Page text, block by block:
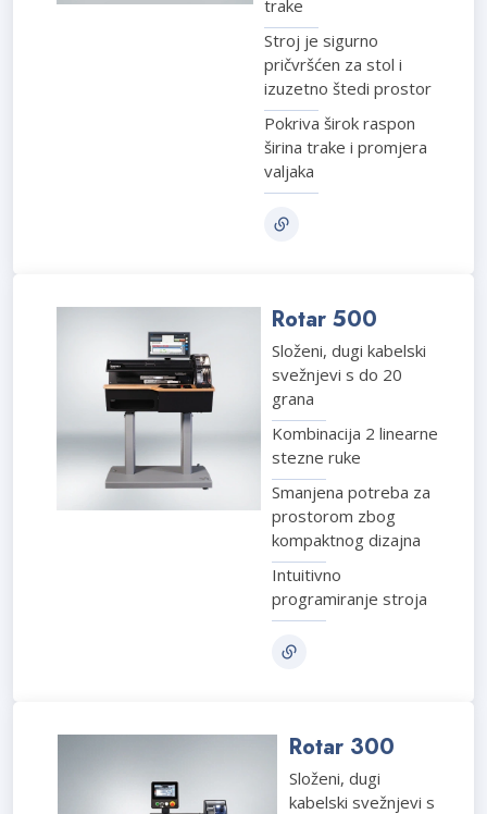
trake
Stroj je sigurno
pričvršćen za stol i
izuzetno štedi prostor
Pokriva širok raspon
širina trake i promjera
valjaka
Rotar 500
Složeni, dugi kabelski
svežnjevi s do 20
grana
Kombinacija 2 linearne
stezne ruke
Smanjena potreba za
prostorom zbog
kompaktnog dizajna
Intuitivno
programiranje stroja
Rotar 300
Složeni, dugi
kabelski svežnjevi s